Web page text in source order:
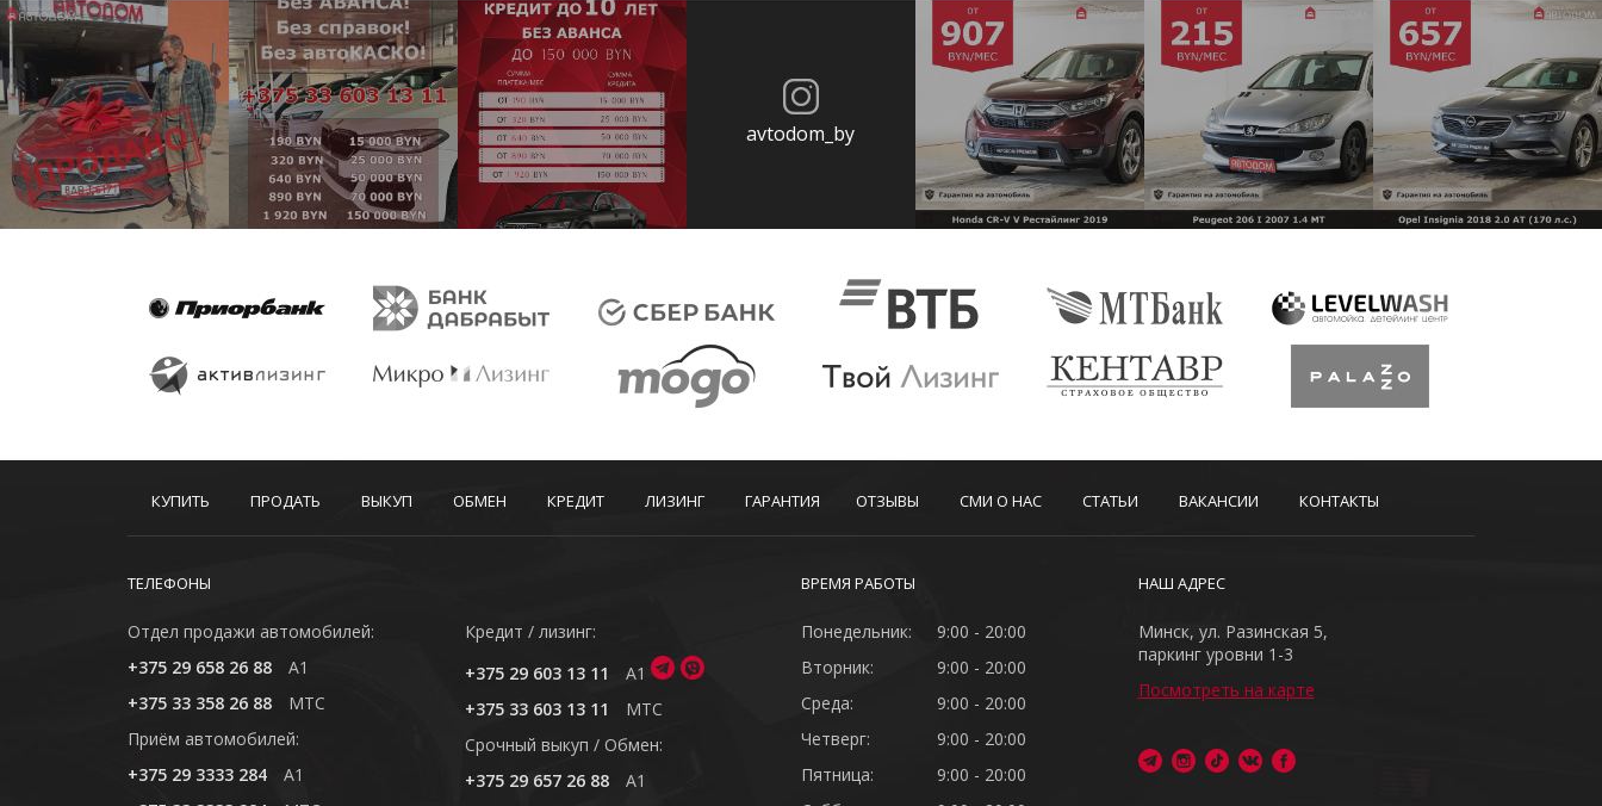
avtodom_by
КУПИТЬ ПРОДАТЬ ВЫКУП ОБМЕН КРЕДИТ ЛИЗИНГ ГАРАНТИЯ ОТЗЫВЫ СМИ О НАС СТАТЬИ ВАКАНСИИ КОНТАКТЫ
ТЕЛЕФОНЫ
Отдел продажи автомобилей:
+375 29 658 26 88
A1
+375 33 358 26 88
MTC
Приём автомобилей:
+375 29 3333 284
A1
Кредит / лизинг:
+375 29 603 13 11
A1
+375 33 603 13 11
MTC
Cрочный выкуп / Обмен:
+375 29 657 26 88
A1
ВРЕМЯ РАБОТЫ
Понедельник:
9:00 - 20:00
Вторник:
9:00 - 20:00
Среда:
9:00 - 20:00
Четверг:
9:00 - 20:00
Пятница:
9:00 - 20:00
НАШ АДРЕС
Минск, ул. Разинская 5,
паркинг уровни 1-3
Посмотреть на карте